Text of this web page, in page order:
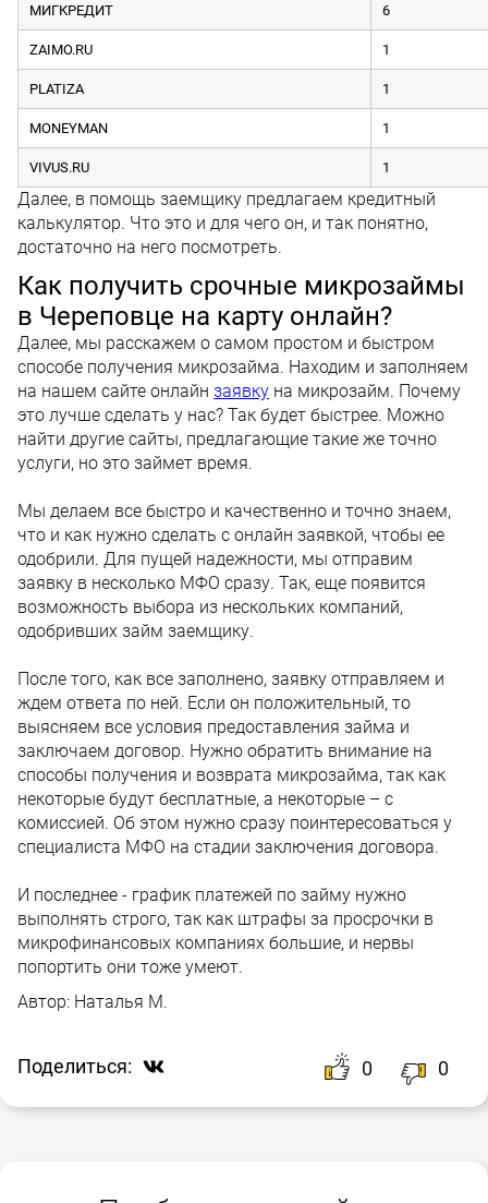
МИГКРЕДИТ 6
ZAIMO.RU 1
PLATIZA 1
MONEYMAN 1
VIVUS.RU 1
Далее, в помощь заемщику предлагаем кредитный
калькулятор. Что это и для чего он, и так понятно,
достаточно на него посмотреть.
Как получить срочные микрозаймы
в Череповце на карту онлайн?
Далее, мы расскажем о самом простом и быстром
способе получения микрозайма. Находим и заполняем
на нашем сайте онлайн заявку на микрозайм. Почему
это лучше сделать у нас? Так будет быстрее. Можно
найти другие сайты, предлагающие такие же точно
услуги, но это займет время.
Мы делаем все быстро и качественно и точно знаем,
что и как нужно сделать с онлайн заявкой, чтобы ее
одобрили. Для пущей надежности, мы отправим
заявку в несколько МФО сразу. Так, еще появится
возможность выбора из нескольких компаний,
одобривших займ заемщику.
После того, как все заполнено, заявку отправляем и
ждем ответа по ней. Если он положительный, то
выясняем все условия предоставления займа и
заключаем договор. Нужно обратить внимание на
способы получения и возврата микрозайма, так как
некоторые будут бесплатные, а некоторые – с
комиссией. Об этом нужно сразу поинтересоваться у
специалиста МФО на стадии заключения договора.
И последнее - график платежей по займу нужно
выполнять строго, так как штрафы за просрочки в
микрофинансовых компаниях большие, и нервы
попортить они тоже умеют.
Автор: Наталья М.
Поделиться: 0 0